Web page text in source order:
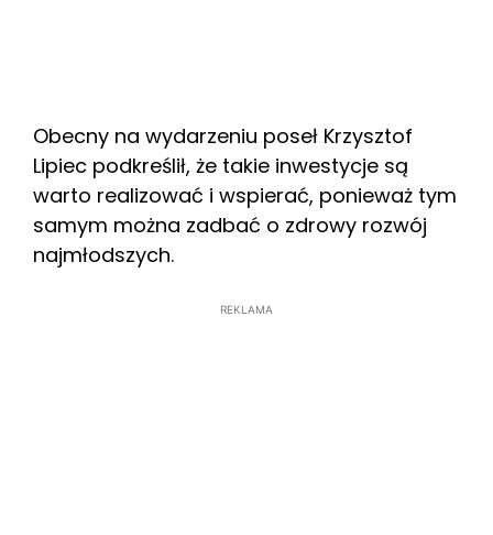
Obecny na wydarzeniu poseł Krzysztof
Lipiec podkreślił, że takie inwestycje są
warto realizować i wspierać, ponieważ tym
samym można zadbać o zdrowy rozwój
najmłodszych.
REKLAMA